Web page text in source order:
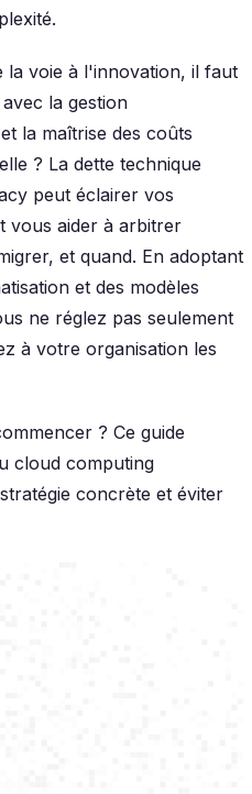
la voie à l'innovation, il faut
la gestion
la maîtrise des coûts
? La dette technique
peut éclairer vos
vous aider à arbitrer
et quand. En adoptant
et des modèles
ne réglez pas seulement
à votre organisation les
? Ce guide
cloud computing
concrète et éviter